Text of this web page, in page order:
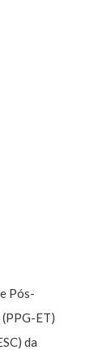
Pós-
ET)
da